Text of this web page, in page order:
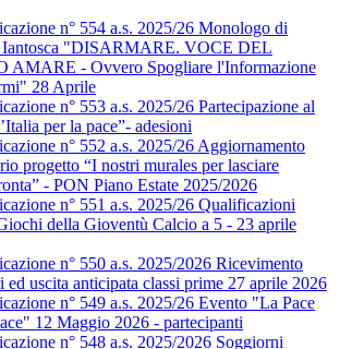
n° 554 a.s. 2025/26 Monologo di
Iantosca "DISARMARE. VOCE DEL
AMARE - Ovvero Spogliare l'Informazione
28 Aprile
n° 553 a.s. 2025/26 Partecipazione al
per la pace”- adesioni
n° 552 a.s. 2025/26 Aggiornamento
progetto “I nostri murales per lasciare
- PON Piano Estate 2025/2026
n° 551 a.s. 2025/26 Qualificazioni
della Gioventù Calcio a 5 - 23 aprile
n° 550 a.s. 2025/2026 Ricevimento
ed uscita anticipata classi prime 27 aprile 2026
n° 549 a.s. 2025/26 Evento "La Pace
12 Maggio 2026 - partecipanti
n° 548 a.s. 2025/2026 Soggiorni